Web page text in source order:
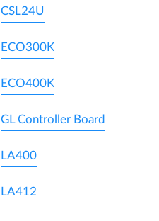
CSL24U
ECO300K
ECO400K
GL Controller Board
LA400
LA412